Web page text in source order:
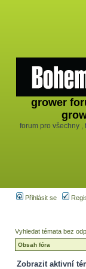
grower
forum pro všechny ,
Přihlásit se
Vyhledat témata bez
Obsah fóra
Zobrazit aktivní